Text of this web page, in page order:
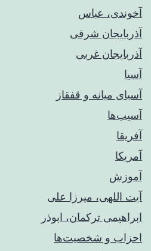
آخوندی، عباس
آذربایجان شرقی
آذربایجان غربی
آسیا
آسیای میانه و قفقاز
آسیب‌ها
آفریقا
آمریکا
آموزش
آیت اللهی، میرزا علی
ابراهیمی ترکمان، ابوذر
احزاب و شخصیت‌ها